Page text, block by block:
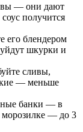
— они дают
получится
его блендером
шкурки и
сливы,
— меньше
банки — в
морозилке — до 3